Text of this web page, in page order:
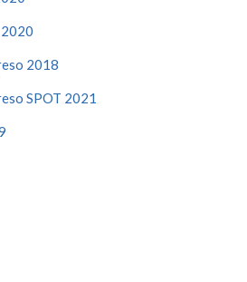
2018
SPOT 2021